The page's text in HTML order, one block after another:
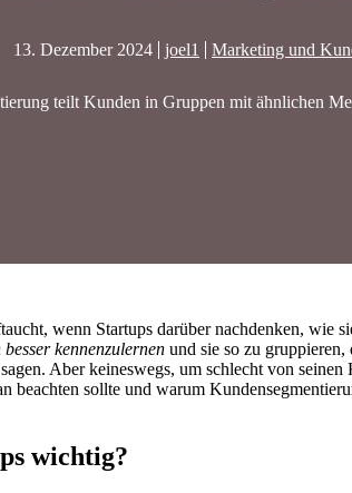
13. Dezember 2024 joel1 Marketing und
teilt Kunden in Gruppen mit ähnlichen
wenn Startups darüber nachdenken, wie
kennenzulernen und sie so zu gruppieren,
Aber keineswegs, um schlecht von
sollte und warum
wichtig?